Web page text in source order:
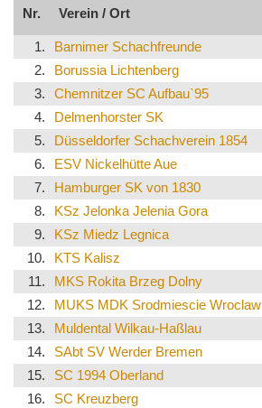
Nr. Verein / Ort
1. Barnimer Schachfreunde
2.
Borussia Lichtenberg
3.
Chemnitzer SC Aufbau`95
4.
Delmenhorster SK
5.
Düsseldorfer Schachverein 1854
6.
ESV Nickelhütte Aue
7.
Hamburger SK von 1830
8.
KSz Jelonka Jelenia Gora
9.
KSz Miedz Legnica
10.
KTS Kalisz
11.
MKS Rokita Brzeg Dolny
12.
MUKS MDK Srodmiescie Wroclaw
13.
Muldental Wilkau-Haßlau
14.
SAbt SV Werder Bremen
15.
SC 1994 Oberland
16.
SC Kreuzberg